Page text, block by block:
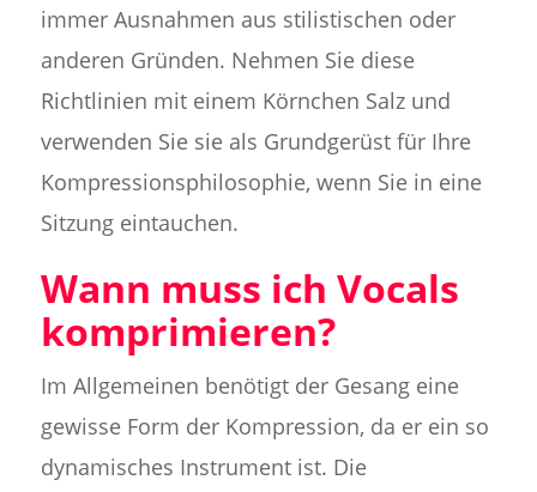
immer Ausnahmen aus stilistischen oder
anderen Gründen. Nehmen Sie diese
Richtlinien mit einem Körnchen Salz und
verwenden Sie sie als Grundgerüst für Ihre
Kompressionsphilosophie, wenn Sie in eine
Sitzung eintauchen.
Wann muss ich Vocals
komprimieren?
Im Allgemeinen benötigt der Gesang eine
gewisse Form der Kompression, da er ein so
dynamisches Instrument ist. Die